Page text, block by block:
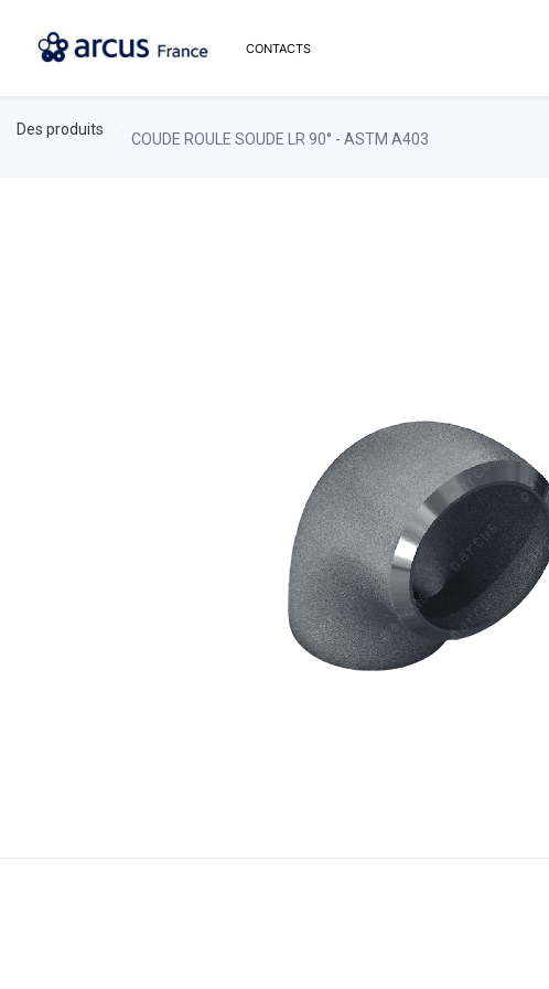
CONTACTS
Des produits
COUDE ROULE SOUDE LR 90° - ASTM A403